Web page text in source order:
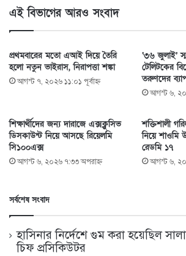
এই বিভাগের আরও সংবাদ
প্রথমবারের মতো এআই দিয়ে তৈরি
হলো নতুন ভাইরাস, নিরাপত্তা শঙ্কা
আগস্ট ৭, ২০২৬ ১১:০১ পূর্বাহ্ণ
‘৩৬ জুলাই’
টেলিটকের
তরুণদের
আগস্ট ৬,
শিক্ষার্থীদের জন্য দারাজে এক্সক্লুসিভ
ডিসকাউন্ট নিয়ে আসছে রিয়েলমি
সি১০০এক্স
আগস্ট ৬, ২০২৬ ৭:৩৩ অপরাহ্ণ
শক্তিশালী
নিয়ে
রেডমি ১৭
আগস্ট ৬,
সর্বশেষ সংবাদ
হাসিনার নির্দেশে গুম করা হয়েছিল
চিফ প্রসিকিউটর